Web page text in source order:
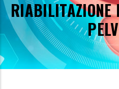
RIABILITAZIONE